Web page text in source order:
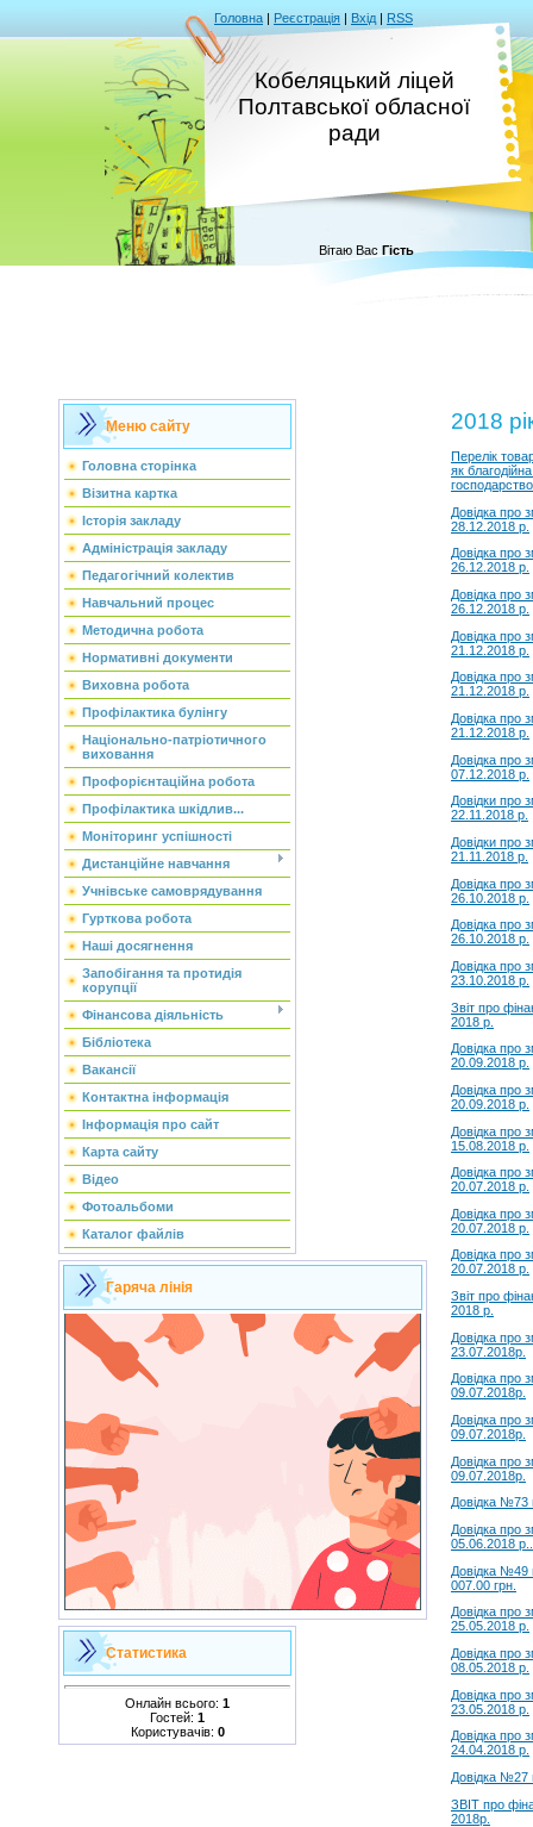
Головна | Реєстрація | Вхід | RSS
Кобеляцький ліцей
Полтавської обласної
ради
Вітаю Вас Гість
Меню сайту
Головна сторінка
Візитна картка
Історія закладу
Адміністрація закладу
Педагогічний колектив
Навчальний процес
Методична робота
Нормативні документи
Виховна робота
Профілактика булінгу
Національно-патріотичного
виховання
Профорієнтаційна робота
Профілактика шкідлив...
Моніторинг успішності
Дистанційне навчання
Учнівське самоврядування
Гурткова робота
Наші досягнення
Запобігання та протидія
корупції
Фінансова діяльність
Бібліотека
Вакансії
Контактна інформація
Інформація про сайт
Карта сайту
Відео
Фотоальбоми
Каталог файлів
Гаряча лінія
Статистика
Онлайн всього: 1
Гостей: 1
Користувачів: 0
2018
Перелік
як
Довiдка про
28.12.2018 р.
Довiдка про
26.12.2018 р.
Довiдка про
26.12.2018 р.
Довiдка про
21.12.2018 р.
Довiдка про
21.12.2018 р.
Довiдка про
21.12.2018 р.
Довідка про
07.12.2018 р.
Довiдки про
22.11.2018 р.
Довiдки про
21.11.2018 р.
Довідка про
26.10.2018 р.
Довідка про
26.10.2018 р.
Довідка про
23.10.2018 р.
Звiт про
2018 р.
Довідка про
20.09.2018 р.
Довідка про
20.09.2018 р.
Довідка про
15.08.2018 р.
Довідка про
20.07.2018 р.
Довідка про
20.07.2018 р.
Довідка про
20.07.2018 р.
Звіт про
2018 р.
Довiдка про
23.07.2018р.
Довiдка про
09.07.2018р.
Довiдка про
09.07.2018р.
Довiдка про
09.07.2018р.
Довiдка №73
Довідка про
05.06.2018 р..
Довідка №49
007.00 грн.
Довідка про
25.05.2018 р.
Довідка про
08.05.2018 р.
Довідка про
23.05.2018 р.
Довідка про
24.04.2018 р.
Довідка №27
ЗВІТ про
2018р.